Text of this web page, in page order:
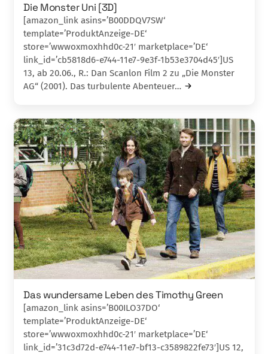
Die Monster Uni [3D]
[amazon_link asins=’B00DDQV7SW‘
template=’ProduktAnzeige-DE‘
store=’wwwoxmoxhhd0c-21′ marketplace=’DE‘
link_id=’cb5818d6-e744-11e7-9e3f-1b53e3704d45′]US
13, ab 20.06., R.: Dan Scanlon Film 2 zu „Die Monster
AG“ (2001). Das turbulente Abenteuer…
Das wundersame Leben des Timothy Green
[amazon_link asins=’B00ILO37DO‘
template=’ProduktAnzeige-DE‘
store=’wwwoxmoxhhd0c-21′ marketplace=’DE‘
link_id=’31c3d72d-e744-11e7-bf13-c3589822fe73′]US 12,